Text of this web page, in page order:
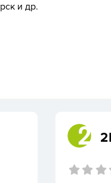
и др.